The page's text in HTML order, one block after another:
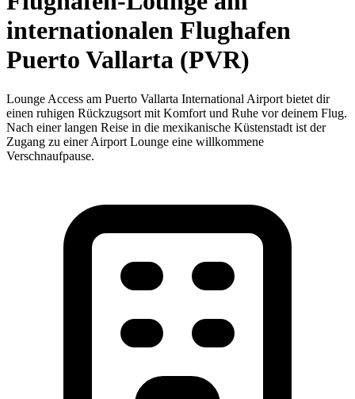
internationalen Flughafen
Puerto Vallarta (PVR)
Lounge Access am Puerto Vallarta International Airport bietet dir
einen ruhigen Rückzugsort mit Komfort und Ruhe vor deinem Flug.
Nach einer langen Reise in die mexikanische Küstenstadt ist der
Zugang zu einer Airport Lounge eine willkommene
Verschnaufpause.